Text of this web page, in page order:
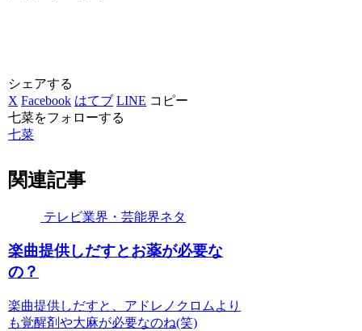
シェアする
X Facebook はてブ LINE コピー
七菜をフォローする
七菜
関連記事
テレビ業界・芸能界ネタ
楽曲提供しだすとお薬が必要な
の？
楽曲提供しだすと、アドレノクロムより
も覚醒剤や大麻が必要なのね(笑)